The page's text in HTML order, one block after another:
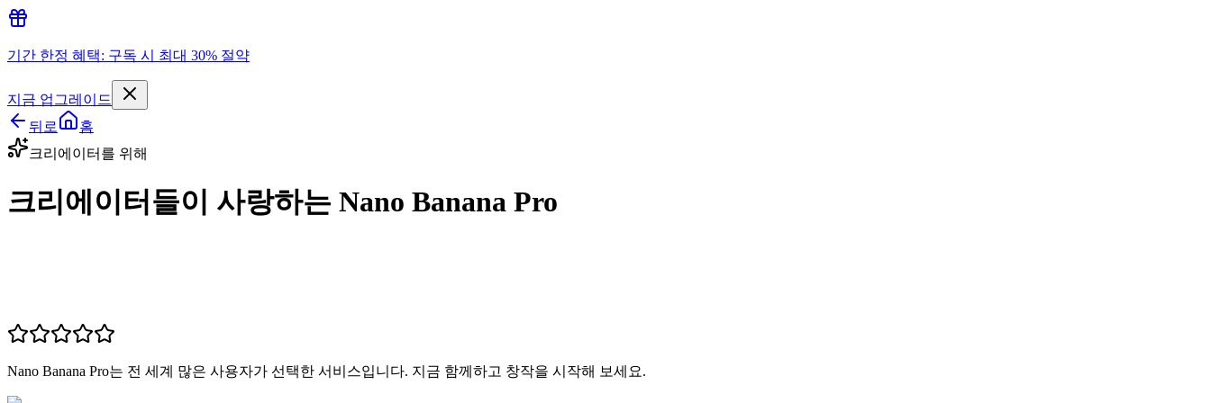
기간 한정 혜택: 구독 시 최대 30% 절약
지금 업그레이드
뒤로
홈
크리에이터를 위해
크리에이터들이 사랑하는 Nano Banana Pro
Nano Banana Pro는 전 세계 많은 사용자가 선택한 서비스입니다. 지금 함께하고 창작을 시작해 보세요.